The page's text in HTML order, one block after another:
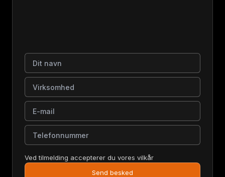
Dit navn
Virksomhed
E-mail
Telefonnummer
Ved tilmelding accepterer du vores vilkår
Send besked